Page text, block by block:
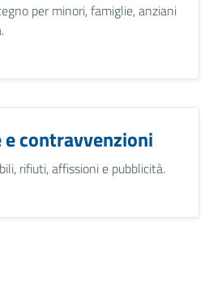
per minori, famiglie, anziani
contravvenzioni
rifiuti, affissioni e pubblicità.